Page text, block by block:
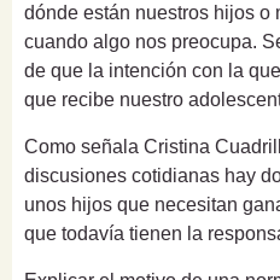
dónde están nuestros hijos o
cuando algo nos preocupa.
de que la intención con la
que recibe nuestro
Como señala Cristina
discusiones cotidianas hay
unos hijos que necesitan
que todavía tienen la